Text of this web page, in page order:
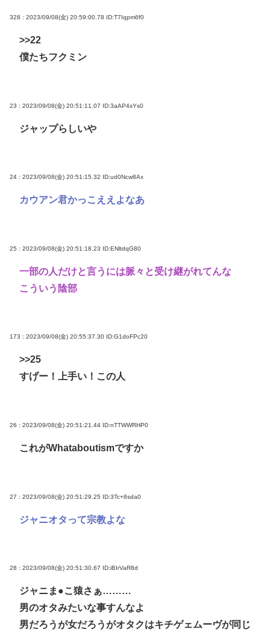
328 : 2023/09/08(金) 20:59:00.78 ID:T7Iqpm6f0
>>22
僕たちフクミン
23 : 2023/09/08(金) 20:51:11.07 ID:3aAP4sYs0
ジャップらしいや
24 : 2023/09/08(金) 20:51:15.32 ID:ud0Ncw8Ax
カウアン君かっこええよなあ
25 : 2023/09/08(金) 20:51:18.23 ID:ENltdqG80
一部の人だけと言うには脈々と受け継がれてんな
こういう陰部
173 : 2023/09/08(金) 20:55:37.30 ID:G1doFPc20
>>25
すげー！上手い！この人
26 : 2023/09/08(金) 20:51:21.44 ID:nTTWWRHP0
これがWhataboutismですか
27 : 2023/09/08(金) 20:51:29.25 ID:3Tc+8sda0
ジャニオタって宗教よな
28 : 2023/09/08(金) 20:51:30.67 ID:iBIrVaR8d
ジャニま●こ猿さぁ………
男のオタみたいな事すんなよ
男だろうが女だろうがオタクはキチゲェムーヴが同じ